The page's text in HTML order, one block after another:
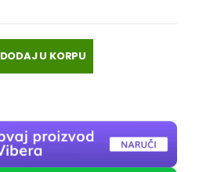
DODAJ U KORPU